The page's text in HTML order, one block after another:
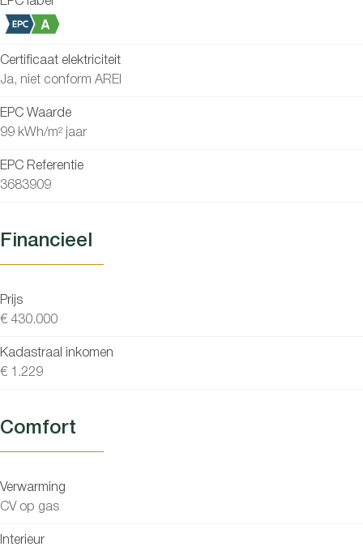
Certificaat elektriciteit
Ja, niet conform AREI
EPC Waarde
99 kWh/m² jaar
EPC Referentie
3683909
Financieel
Prijs
€ 430.000
Kadastraal inkomen
€ 1.229
Comfort
Verwarming
CV op gas
Interieur